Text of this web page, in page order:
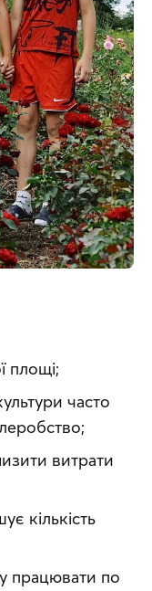
площі;
часто
витрати
кількість
працювати по